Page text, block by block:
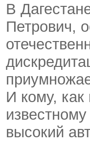
В
Петрович,
И кому,
высокий